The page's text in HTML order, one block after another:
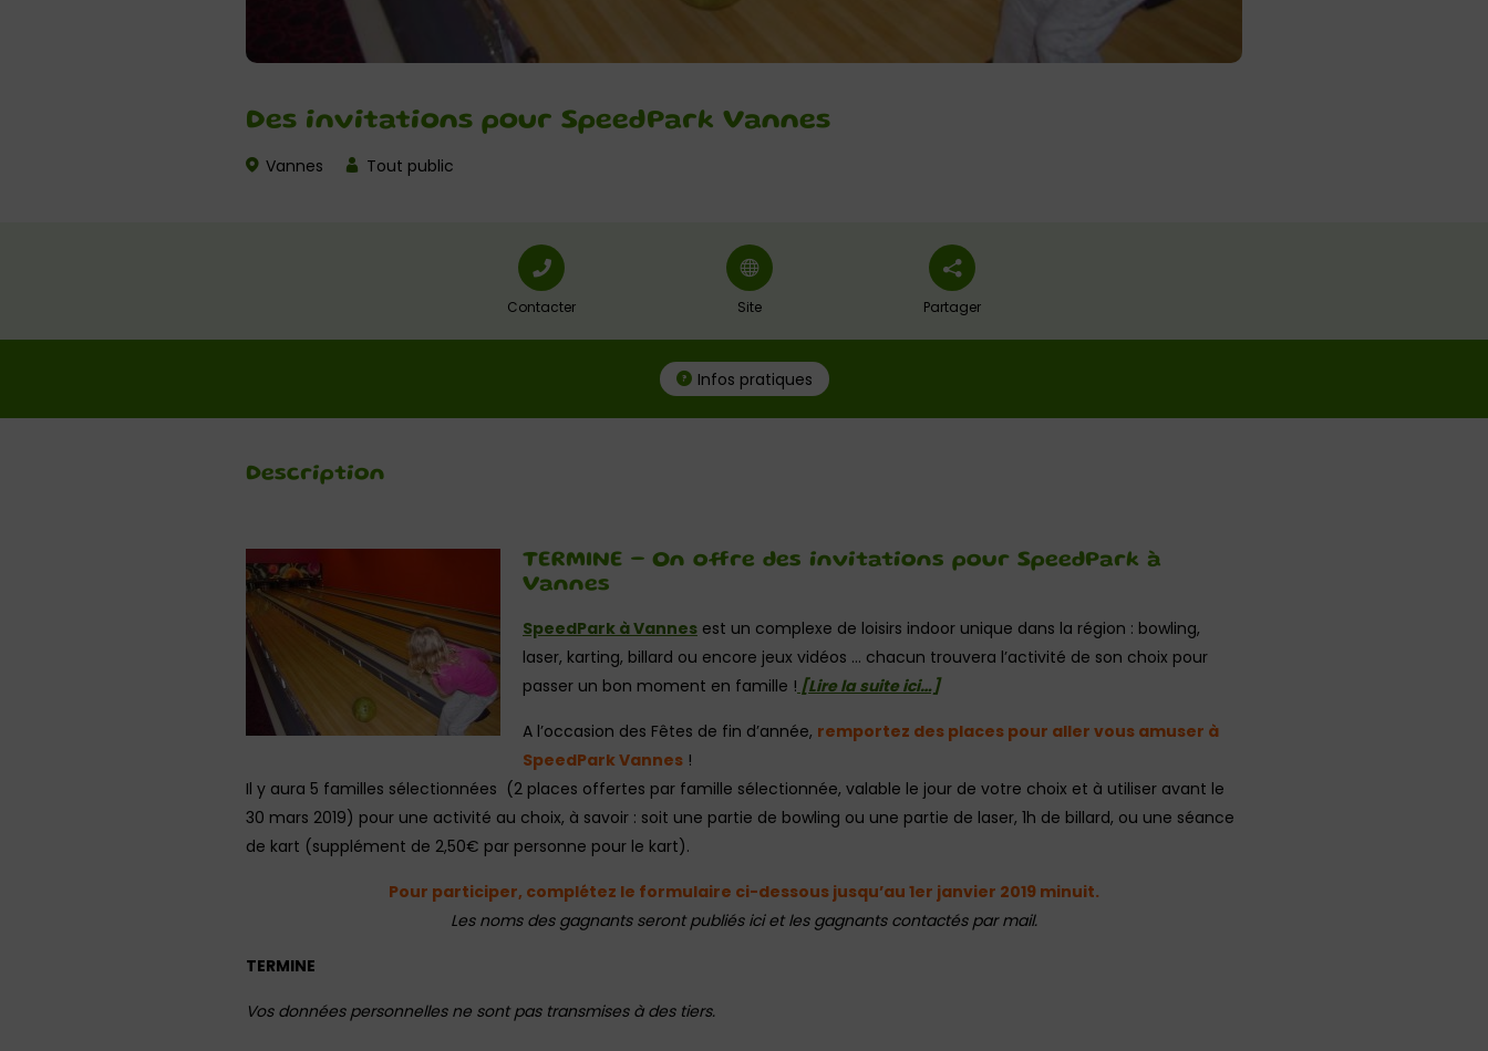
Des invitations pour SpeedPark Vannes
Vannes Tout public
Contacter Site Partager
Infos pratiques
Description
TERMINE – On offre des invitations pour SpeedPark à
Vannes
SpeedPark à Vannes est un complexe de loisirs indoor unique dans la région : bowling,
laser, karting, billard ou encore jeux vidéos … chacun trouvera l’activité de son choix pour
passer un bon moment en famille ! [Lire la suite ici…]
A l’occasion des Fêtes de fin d’année, remportez des places pour aller vous amuser à
SpeedPark Vannes !
Il y aura 5 familles sélectionnées (2 places offertes par famille sélectionnée, valable le jour de votre choix et à utiliser avant le
30 mars 2019) pour une activité au choix, à savoir : soit une partie de bowling ou une partie de laser, 1h de billard, ou une séance
de kart (supplément de 2,50€ par personne pour le kart).
Pour participer, complétez le formulaire ci-dessous jusqu’au 1er janvier 2019 minuit.
Les noms des gagnants seront publiés ici et les gagnants contactés par mail.
TERMINE
Vos données personnelles ne sont pas transmises à des tiers.